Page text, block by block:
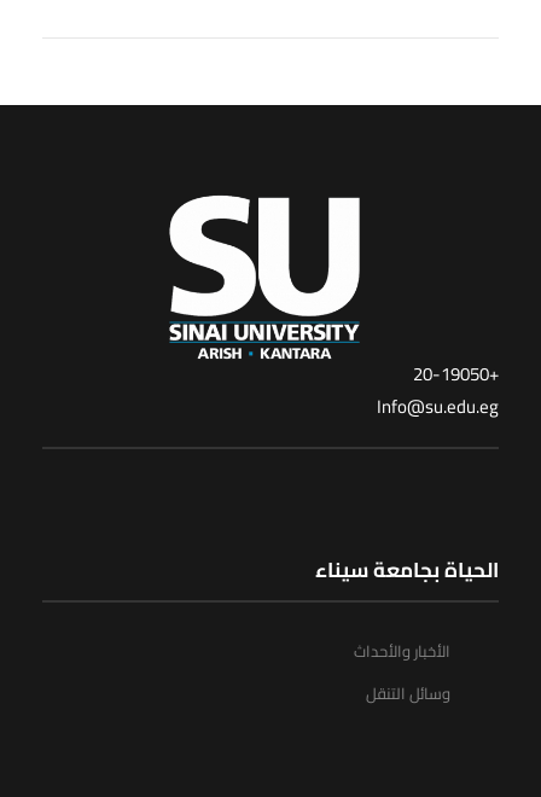
+20-19050
Info@su.edu.eg
الحياة بجامعة سيناء
الأخبار والأحداث
وسائل التنقل